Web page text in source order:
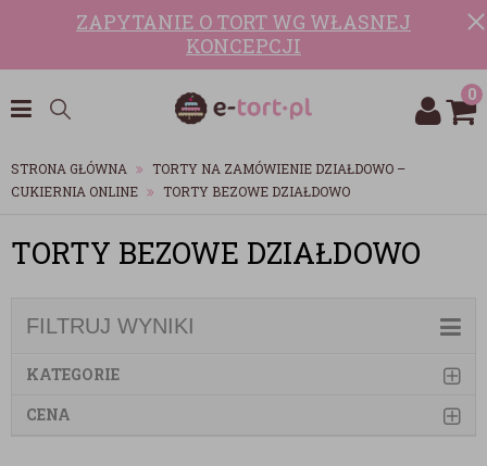
ZAPYTANIE O TORT WG WŁASNEJ
KONCEPCJI
0
STRONA GŁÓWNA
TORTY NA ZAMÓWIENIE DZIAŁDOWO –
CUKIERNIA ONLINE
TORTY BEZOWE DZIAŁDOWO
TORTY BEZOWE DZIAŁDOWO
FILTRUJ WYNIKI
KATEGORIE
CENA